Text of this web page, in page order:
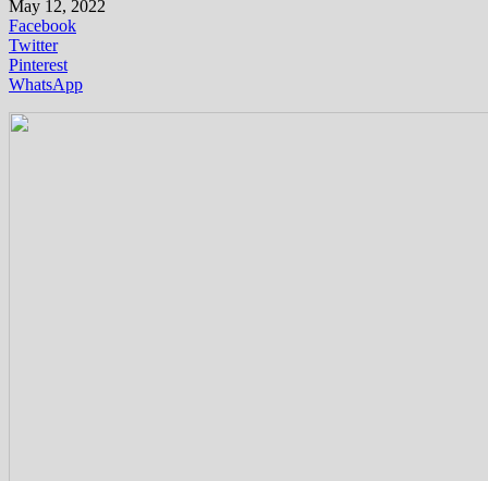
May 12, 2022
Facebook
Twitter
Pinterest
WhatsApp